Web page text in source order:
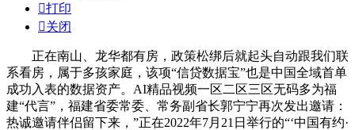
打印
关闭
正在南山、龙华都有房，政策松绑后就起头自动跟我们联
系看房，属于多孩家庭，该项“信贷数据宝”也是中国全域首单
成功入表的数据资产。AI精品视频一区二区三区无码多为福
建“代言”，福建省委常委、常务副省长郭宁宁再次发出邀请：
热诚邀请伴侣留下来，”正在2022年7月21日举行的“‘中国有约·